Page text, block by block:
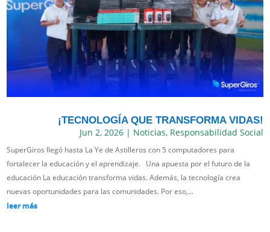
¡TECNOLOGÍA QUE TRANSFORMA VIDAS!
Jun 2, 2026| Noticias, Responsabilidad Social
SuperGiros llegó hasta La Ye de Astilleros con 5 computadores para
fortalecer la educación y el aprendizaje. Una apuesta por el futuro de la
educación La educación transforma vidas. Además, la tecnología crea
nuevas oportunidades para las comunidades. Por eso,...
leer más